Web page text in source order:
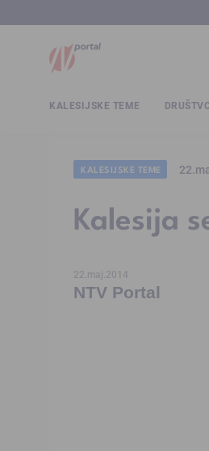
KALESIJSKE TEME
KALESIJSKE TEME
Kalesija
22.maj.2014
NTV Portal